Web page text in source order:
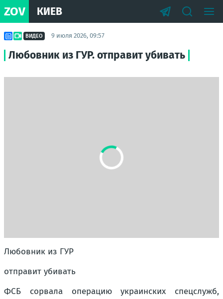
ZOV КИЕВ
ВИДЕО 9 июля 2026, 09:57
Любовник из ГУР. отправит убивать
Любовник из ГУР
отправит убивать
ФСБ сорвала операцию украинских спецслужб,